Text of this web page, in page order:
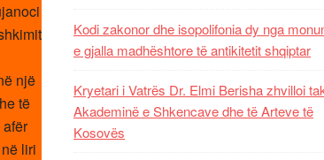
një
të
liri
Kodi zakonor dhe isopolifonia dy nga
e gjalla madhështore të antikitetit shqiptar
Kryetari i Vatrës Dr. Elmi Berisha zhvilloi
Akademinë e Shkencave dhe të Arteve të
Kosovës